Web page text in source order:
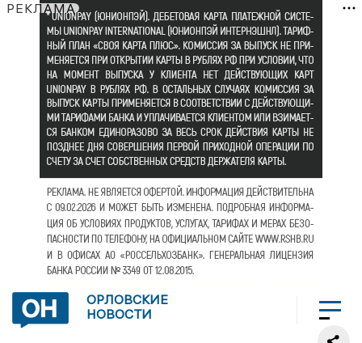
РЕКЛАМА
ОРЛОВСКИЕ
НОВОСТИ